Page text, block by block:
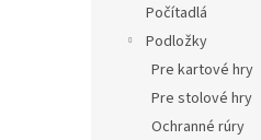
Počítadlá
Podložky
Pre kartové hry
Pre stolové hry
Ochranné rúry